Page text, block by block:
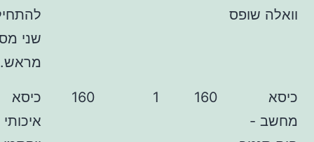
להתחיל עם
שני מסכים
160
1
160
כיסא